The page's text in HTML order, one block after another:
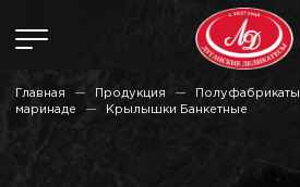
Главная Продукция Полуфабрикаты
маринаде
Крылышки Банкетные